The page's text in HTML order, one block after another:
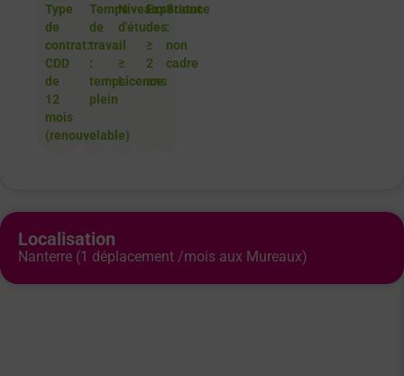
Type
de
contrat:
CDD
de
12
mois
(renouvelable)
Temps
de
travail
:
temps
plein
Niveaux
d'études
:
≥
Licence
Expérience
:
≥
2
ans
Statut
:
non
cadre
Localisation
Nanterre (1 déplacement /mois aux Mureaux)